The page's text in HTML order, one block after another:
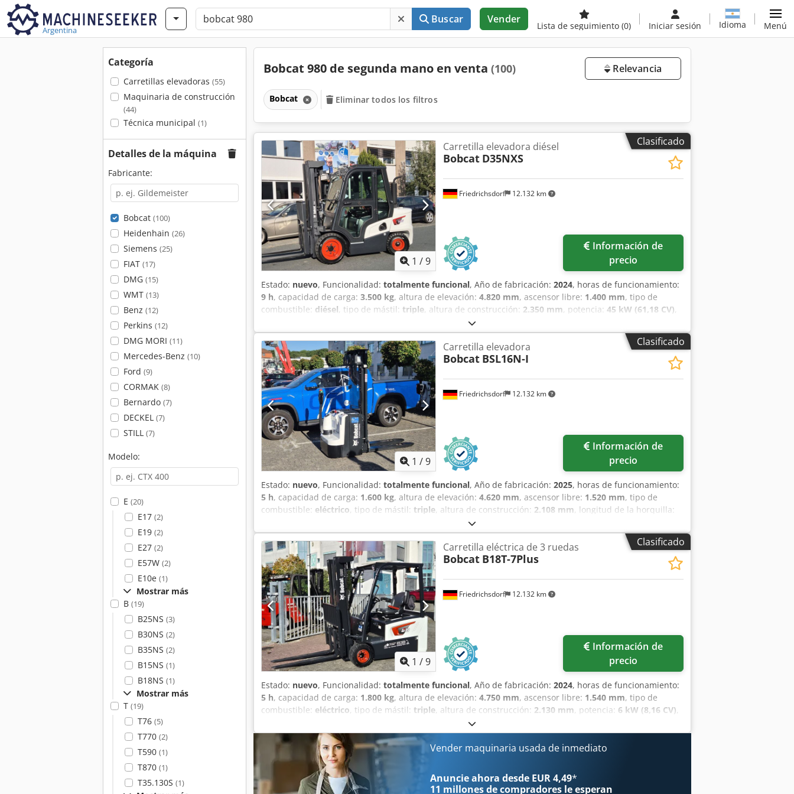
Argentina
Buscar Vender
Lista de seguimiento (0) Iniciar sesión Idioma Menú
Categoría
Carretillas elevadoras (55)
Maquinaria de construcción
(44)
Técnica municipal (1)
Detalles de la máquina
Fabricante:
Bobcat (100)
Heidenhain (26)
Siemens (25)
FIAT (17)
DMG (15)
WMT (13)
Benz (12)
Perkins (12)
DMG MORI (11)
Mercedes-Benz (10)
Ford (9)
CORMAK (8)
Bernardo (7)
DECKEL (7)
STILL (7)
Modelo:
E (20)
E17 (2)
E19 (2)
E27 (2)
E57W (2)
E10e (1)
Mostrar más
B (19)
B25NS (3)
B30NS (2)
B35NS (2)
B15NS (1)
B18NS (1)
Mostrar más
T (19)
T76 (5)
T770 (2)
T590 (1)
T870 (1)
T35.130S (1)
Bobcat 980 de segunda mano en venta (100) Relevancia
Bobcat Eliminar todos los filtros
Clasificado
1 /9
Friedrichsdorf 12.132 km
Carretilla elevadora diésel
Bobcat D35NXS
precio
Estado: nuevo, Funcionalidad: totalmente funcional, Año de fabricación: 2024, horas de funcionamiento:
9 h, capacidad de carga: 3.500 kg, altura de elevación: 4.820 mm, ascensor libre: 1.400 mm, tipo de
combustible: diésel, tipo de mástil: triple, altura de construcción: 2.350 mm, potencia: 45 kW (61,18 CV),
, longitud de la horquilla:
longitud total:2.750 mm, tipo de accionamiento:Diesel, ancho de construcción:1.290 mm, Carretilla
elevadora diésel Centro de carga: 500 Clase ISO: Clase ISO 3 = 2.500 - 4.999 kg Tipo de mástil: Triplex
Transmisión: convertidor de par Clase de velocidad: 20 Crodpfx Aoy U R Dcjbmjf Condición: máquina
nueva Estado técnico: nuevo Neumáticos delanteros tipo: superelásticos Neumáticos delanteros tamaño:
28-9 x15 Estado de neumáticos delanteros: 80 - 100% Neumáticos traseros tipo: superelásticos
Neumáticos traseros tamaño: 6.50x10 Estado de neumáticos traseros: 80 - 100% Desplazador lateral, 3ª
válvula, 4ª válvula, focos de trabajo traseros, focos de trabajo delanteros, rejilla protectora de carga,
cabina completa, elevación libre total, certificado CE, espejo interior, espejo exterior, luz rotativa,
limpiaparabrisas,
Clasificado
1 /9
Friedrichsdorf 12.132 km
Carretilla elevadora
Bobcat BSL16N-I
precio
Estado: nuevo, Funcionalidad: totalmente funcional, Año de fabricación: 2025, horas de funcionamiento:
5 h, capacidad de carga: 1.600 kg, altura de elevación: 4.620 mm, ascensor libre: 1.520 mm, tipo de
combustible: eléctrico, tipo de mástil: triple, altura de construcción: 2.108 mm, longitud de la horquilla:
1.964 mm
construcción:820 mm, Transpaleta Centro de carga: 600 Ancho de la horquilla: 560 mm Tipo de mástil:
Triplex Condición: Nuevo Estado técnico: Nuevo Tipo de neumáticos delanteros: poliuretano Estado de los
neumáticos delanteros: 80 - 100% Tipo de neumáticos traseros: poliuretano Estado de los neumáticos
traseros: 80 - 100% Voltaje de la batería: 24 V Batería Ah: 150 Ah Tipo de batería: iones de litio Año de
fabricación de la batería: 2025 Estado de la batería: 80 - 100% Carrera inicial, carrera libre completa,
certificado CE, Batería de iones de litio que no requiere mantenimiento. Codjwi Acgepfx Abmsrf
Clasificado
1 /9
Friedrichsdorf 12.132 km
Carretilla eléctrica de 3 ruedas
Bobcat B18T-7Plus
precio
Estado: nuevo, Funcionalidad: totalmente funcional, Año de fabricación: 2024, horas de funcionamiento:
5 h, capacidad de carga: 1.800 kg, altura de elevación: 4.750 mm, ascensor libre: 1.540 mm, tipo de
combustible: eléctrico, tipo de mástil: triple, altura de construcción: 2.130 mm, potencia: 6 kW (8,16 CV),
, longitud de la horquilla:
longitud total:1.991 mm, tipo de accionamiento:Elektro, ancho de construcción:1.090 mm, Carretilla
elevadora eléctrica de 3 ruedas Centro de gravedad de la carga: 500 Anchura de la horquilla: 100 mm
Grosor de la horquilla: 35 mm Clase ISO: ISO clase 2 = 1.000 - 2.500 kg Tipo de mástil: Triplex Clase de
velocidad: 15 Estado: Máquina nueva Estado técnico: Nuevo Tipo de neumáticos delanteros: Superelastic
Tamaño de los neumáticos delanteros: 18x7-8 Neumáticos delanteros Estado: Nuevo Neumáticos traseros
Vender maquinaria usada de inmediato
Anuncie ahora desde EUR 4,49*
11 millones de compradores le esperan